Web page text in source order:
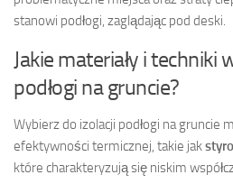
stanowi podłogi, zaglądając pod deski.
Jakie materiały i techniki
podłogi na gruncie?
Wybierz do izolacji podłogi na gruncie
efektywności termicznej, takie jak
które charakteryzują się niskim